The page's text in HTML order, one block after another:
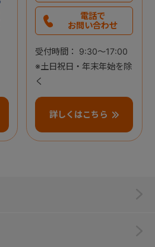
電話で
お問い合わせ
受付時間： 9:30～17:00
※土日祝日・年末年始を除
く
詳しくはこちら